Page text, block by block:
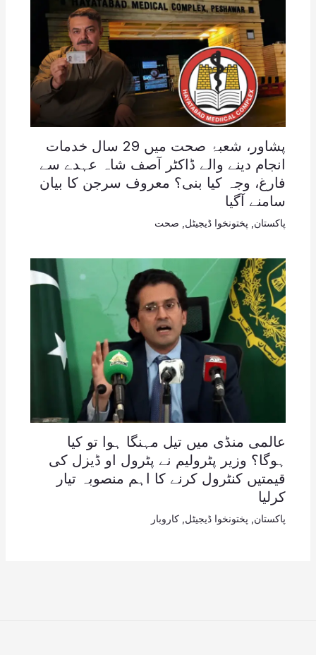
پشاور، شعبۂ صحت میں 29 سال خدمات
انجام دینے والے ڈاکٹر آصف شاہ عہدے سے
فارغ، وجہ کیا بنی؟ معروف سرجن کا بیان
سامنے آگیا
پاکستان پختونخوا ڈیجیٹل صحت
عالمی منڈی میں تیل مہنگا ہوا تو کیا
ہوگا؟ وزیر پٹرولیم نے پٹرول او ڈیزل کی
قیمتیں کنٹرول کرنے کا اہم منصوبہ تیار
کرلیا
پاکستان پختونخوا ڈیجیٹل کاروبار